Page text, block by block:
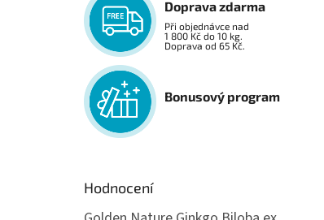
Doprava zdarma
Při objednávce nad
1 800 Kč do 10 kg.
Doprava od 65 Kč.
Bonusový program
Hodnocení